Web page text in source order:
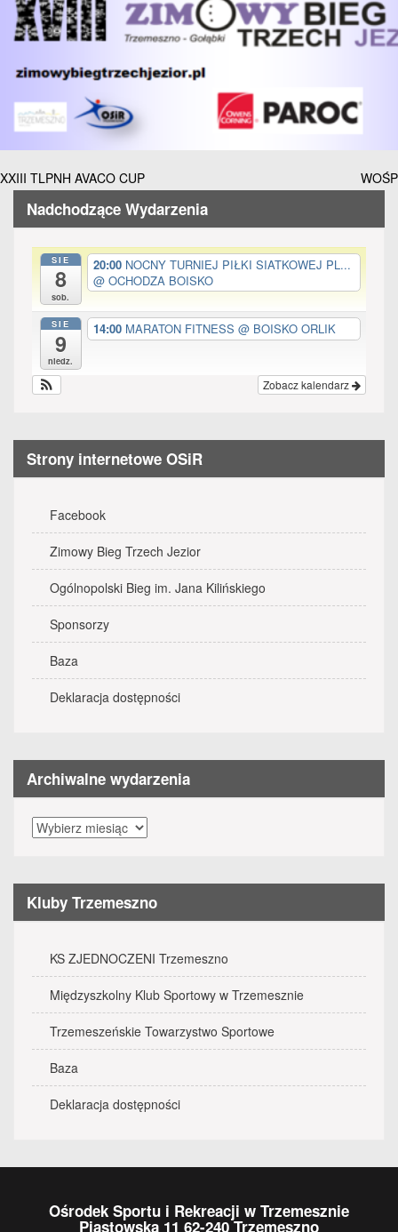
Nawigacja
wpisu
XXIII TLPNH AVACO CUP WOŚP
Nadchodzące Wydarzenia
SIE
8
sob.
20:00 NOCNY TURNIEJ PIŁKI SIATKOWEJ PL...
@ OCHODZA BOISKO
SIE
9
niedz.
14:00 MARATON FITNESS @ BOISKO ORLIK
Zobacz kalendarz
Strony internetowe OSiR
Facebook
Zimowy Bieg Trzech Jezior
Ogólnopolski Bieg im. Jana Kilińskiego
Sponsorzy
Baza
Deklaracja dostępności
Archiwalne wydarzenia
Archiwalne
wydarzenia
Kluby Trzemeszno
KS ZJEDNOCZENI Trzemeszno
Międzyszkolny Klub Sportowy w Trzemesznie
Trzemeszeńskie Towarzystwo Sportowe
Baza
Deklaracja dostępności
Ośrodek Sportu i Rekreacji w Trzemesznie
Piastowska 11 62-240 Trzemeszno